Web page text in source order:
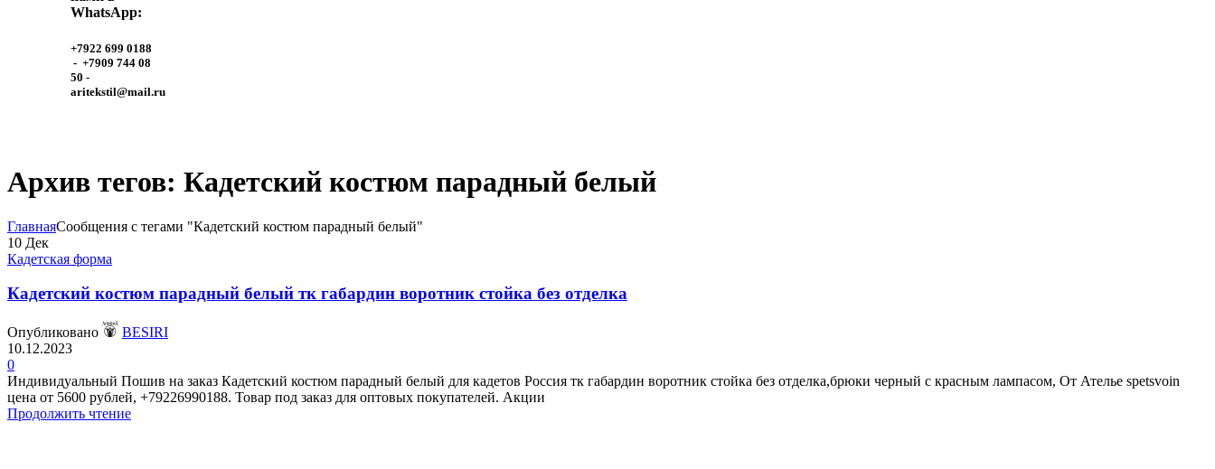
WhatsApp:
+7922 699 0188
- +7909 744 08
50 -
aritekstil@mail.ru
Архив тегов: Кадетский костюм парадный белый
ГлавнаяСообщения с тегами "Кадетский костюм парадный белый"
10 Дек
Кадетская форма
Кадетский костюм парадный белый тк габардин воротник стойка без отделка
Опубликовано
BESIRI
10.12.2023
0
Индивидуальный Пошив на заказ Кадетский костюм парадный белый для кадетов Россия тк габардин воротник стойка без отделка,брюки черный с красным лампасом, От Ателье spetsvoin
цена от 5600 рублей, +79226990188. Товар под заказ для оптовых покупателей. Акции
Продолжить чтение